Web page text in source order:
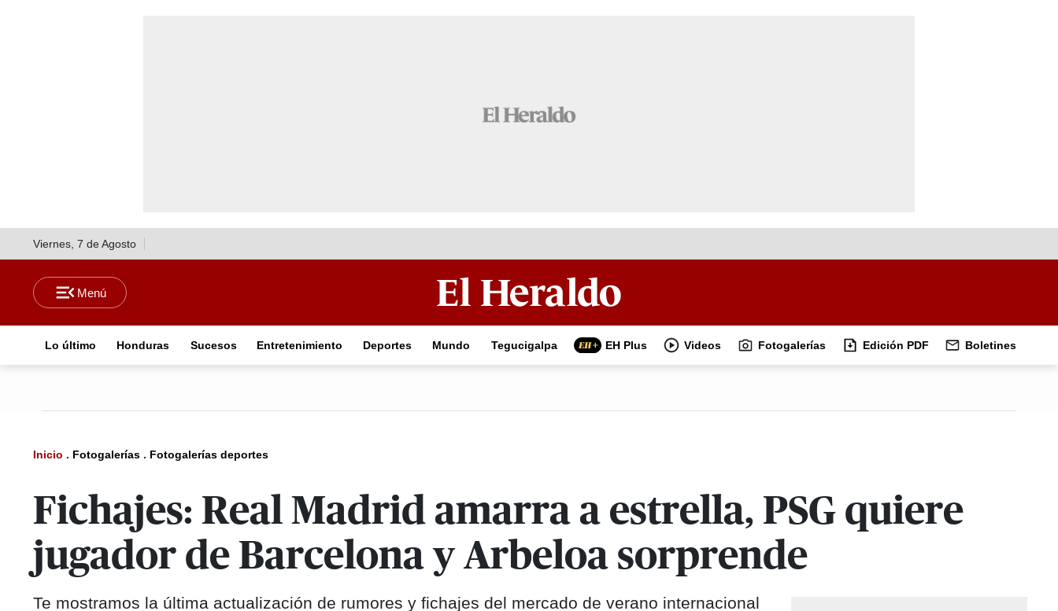
Viernes, 7 de Agosto
Lo último Honduras Sucesos Entretenimiento Deportes Mundo Tegucigalpa EH Plus Videos Fotogalerías Edición PDF Boletines
Inicio . Fotogalerías . Fotogalerías deportes
Fichajes: Real Madrid amarra a estrella, PSG quiere
jugador de Barcelona y Arbeloa sorprende
Te mostramos la última actualización de rumores y fichajes del mercado de verano internacional